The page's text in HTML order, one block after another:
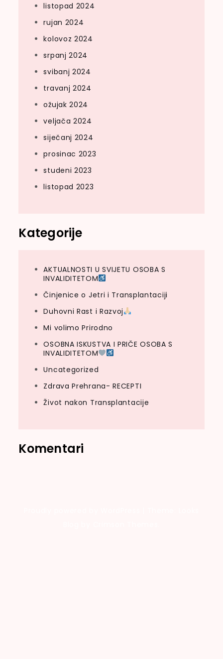
listopad 2024
rujan 2024
kolovoz 2024
srpanj 2024
svibanj 2024
travanj 2024
ožujak 2024
veljača 2024
siječanj 2024
prosinac 2023
studeni 2023
listopad 2023
Kategorije
AKTUALNOSTI U SVIJETU OSOBA S
INVALIDITETOM
Činjenice o Jetri i Transplantaciji
Duhovni Rast i Razvoj
Mi volimo Prirodno
OSOBNA ISKUSTVA I PRIČE OSOBA S
INVALIDITETOM
Uncategorized
Zdrava Prehrana- RECEPTI
Život nakon Transplantacije
Komentari